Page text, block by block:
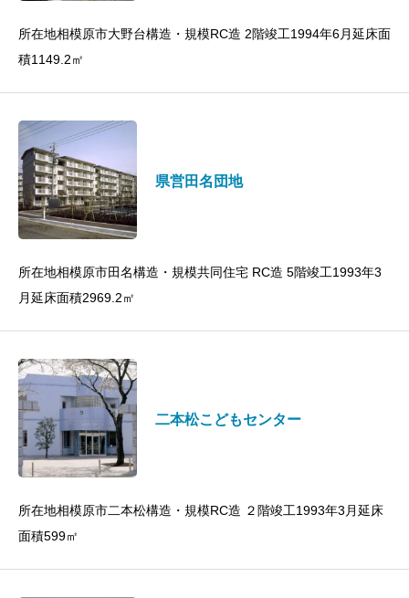
所在地相模原市大野台構造・規模RC造 2階竣工1994年6月延床面
積1149.2㎡
県営田名団地
所在地相模原市田名構造・規模共同住宅 RC造 5階竣工1993年3
月延床面積2969.2㎡
二本松こどもセンター
所在地相模原市二本松構造・規模RC造 ２階竣工1993年3月延床
面積599㎡